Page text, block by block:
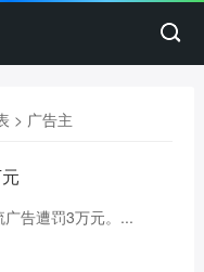
> 广告主
告遭罚3万元。...